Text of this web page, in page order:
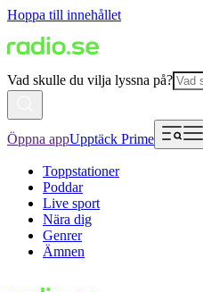
Hoppa till innehållet
Vad skulle du vilja lyssna på?
Öppna appUpptäck Prime
Toppstationer
Poddar
Live sport
Nära dig
Genrer
Ämnen